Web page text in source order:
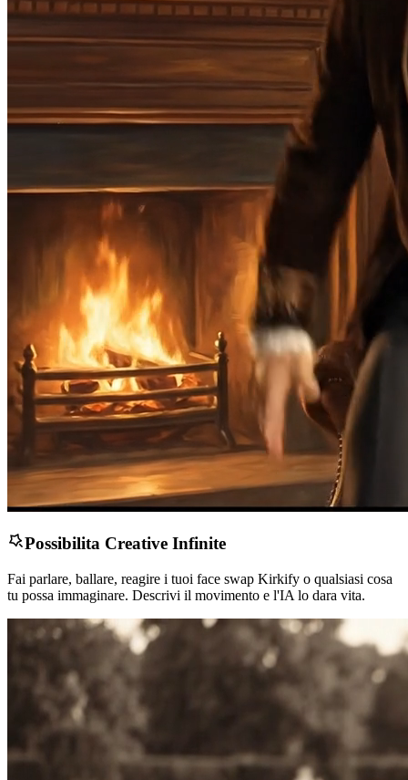
Possibilita Creative Infinite
Fai parlare, ballare, reagire i tuoi face swap Kirkify o qualsiasi cosa
tu possa immaginare. Descrivi il movimento e l'IA lo dara vita.